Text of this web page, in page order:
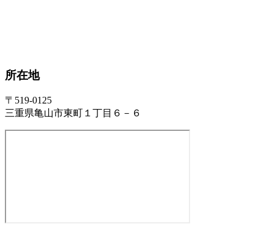
所在地
〒519-0125
三重県亀山市東町１丁目６－６